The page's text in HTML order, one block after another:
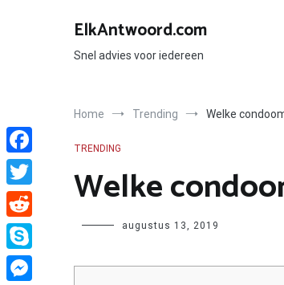
ElkAntwoord.com
Snel advies voor iedereen
Home Trending Welke
TRENDING
Welke
Author augustus 13, 2019
Facebook
Twitter
Reddit
Skype